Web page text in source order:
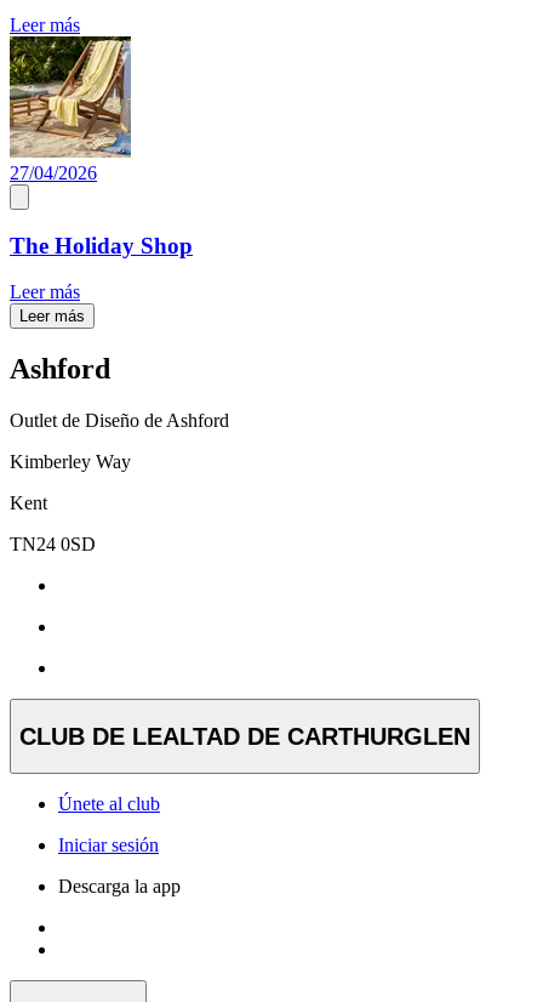
Leer más
27/04/2026
The Holiday Shop
Leer más
Leer más
Ashford
Outlet de Diseño de Ashford
Kimberley Way
Kent
TN24 0SD
CLUB DE LEALTAD DE CARTHURGLEN
Únete al club
Iniciar sesión
Descarga la app